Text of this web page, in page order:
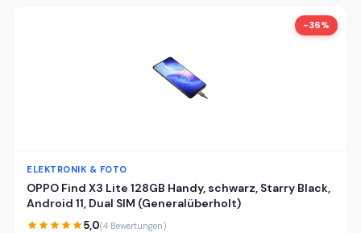
-36%
ELEKTRONIK & FOTO
OPPO Find X3 Lite 128GB Handy, schwarz, Starry Black,
Android 11, Dual SIM (Generalüberholt)
5,0(4 Bewertungen)